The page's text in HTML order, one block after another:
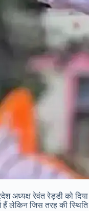
अध्यक्ष रेवंत रेड्डी को
लेकिन जिस तरह की